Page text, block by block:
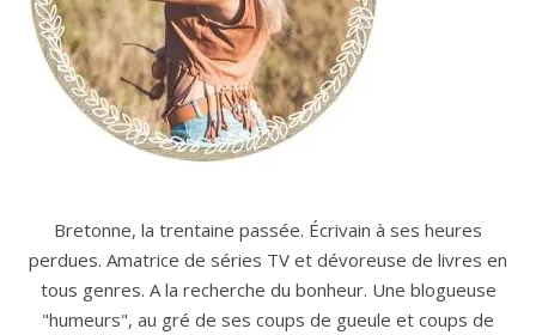
Bretonne, la trentaine passée. Écrivain à ses heures
perdues. Amatrice de séries TV et dévoreuse de livres en
tous genres. A la recherche du bonheur. Une blogueuse
"humeurs", au gré de ses coups de gueule et coups de